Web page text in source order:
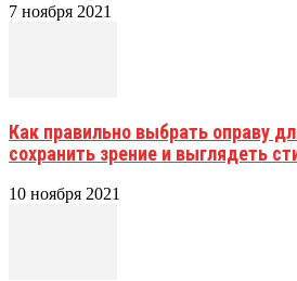
7 ноября 2021
Как правильно выбрать оправу
сохранить зрение и выглядеть
10 ноября 2021